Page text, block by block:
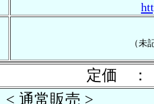
（未
定価 ：
< 通常販売 >